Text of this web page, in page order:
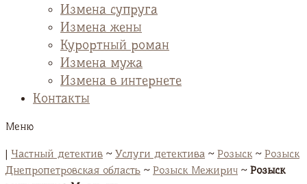
Измена супруга
Измена жены
Курортный роман
Измена мужа
Измена в интернете
Контакты
Меню
| Частный детектив ~ Услуги детектива ~ Розыск~ Розыск
Днепропетровская область ~ Розыск Межирич ~ Розыск